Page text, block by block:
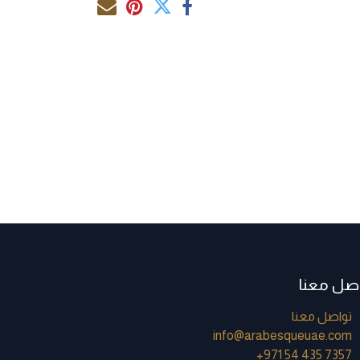
معنا
تواصل معنا
info@arabesqueuae.com
+971 54 435 7357